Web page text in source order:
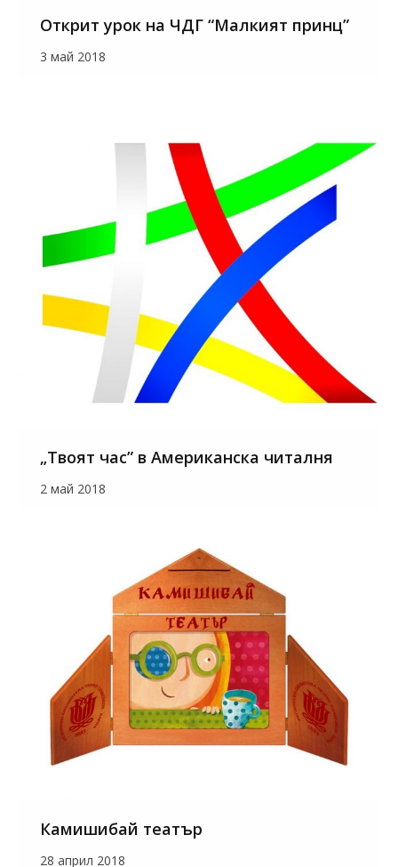
Открит урок на ЧДГ “Малкият принц”
3 май 2018
„Твоят час” в Американска читалня
2 май 2018
Камишибай театър
28 април 2018